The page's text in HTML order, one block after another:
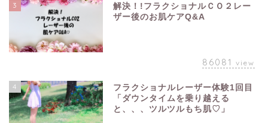
3
解決！!フラクショナルＣＯ２レー
ザー後のお肌ケアQ&A
86081 view
4
フラクショナルレーザー体験1回目
「ダウンタイムを乗り越える
と、、、ツルツルもち肌♡」